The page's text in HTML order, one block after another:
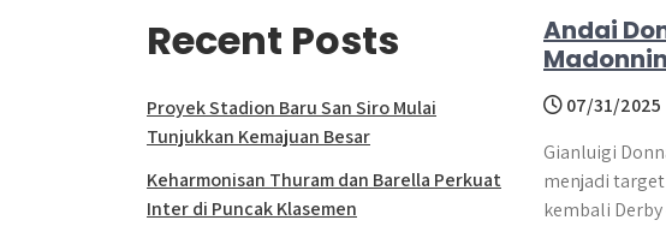
Andai
07/31/2025
Gianluigi
menjadi
kembali
Recent Posts
Proyek Stadion Baru San Siro Mulai
Tunjukkan Kemajuan Besar
Keharmonisan Thuram dan Barella Perkuat
Inter di Puncak Klasemen